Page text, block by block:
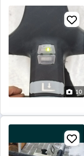
10